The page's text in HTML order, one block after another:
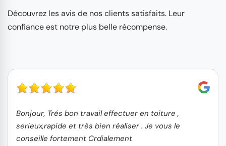
Découvrez les avis de nos clients satisfaits. Leur
confiance est notre plus belle récompense.
Bonjour, Trés bon travail effectuer en toiture ,
serieux,rapide et très bien réaliser . Je vous le
conseille fortement Crdialement